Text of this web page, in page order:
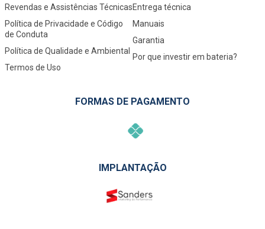
Revendas e Assistências Técnicas
Política de Privacidade e Código
de Conduta
Política de Qualidade e Ambiental
Termos de Uso
Entrega técnica
Manuais
Garantia
Por que investir em bateria?
FORMAS DE PAGAMENTO
IMPLANTAÇÃO